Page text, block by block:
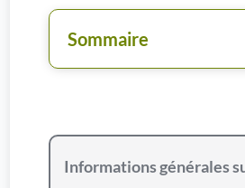
Sommaire
Informations générales